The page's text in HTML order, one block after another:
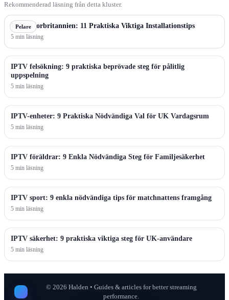
Rekommenderad läsning från detta kluster.
Pelare
IPTV Storbritannien: 11 Praktiska Viktiga Installationstips
5 min läsning
IPTV felsökning: 9 praktiska beprövade steg för pålitlig
uppspelning
5 min läsning
IPTV-enheter: 9 Praktiska Nödvändiga Val för UK Vardagsrum
5 min läsning
IPTV föräldrar: 9 Enkla Nödvändiga Steg för Familjesäkerhet
5 min läsning
IPTV sport: 9 enkla nödvändiga tips för matchnattens framgång
5 min läsning
IPTV säkerhet: 9 praktiska viktiga steg för UK-användare
5 min läsning
© 2026 Halden • Guides & articles for better streaming
performance.